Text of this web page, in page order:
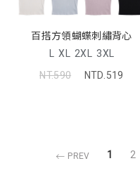
百搭方領蝴蝶刺繡背心
L XL 2XL 3XL
NT.590
NTD.519
PREV 1 2